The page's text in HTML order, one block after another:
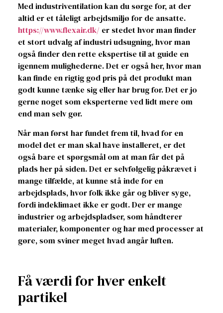
Med industriventilation kan du sørge for, at der
altid er et tåleligt arbejdsmiljø for de ansatte.
https://www.flexair.dk/ er stedet hvor man finder
et stort udvalg af industri udsugning, hvor man
også finder den rette ekspertise til at guide en
igennem mulighederne. Det er også her, hvor man
kan finde en rigtig god pris på det produkt man
godt kunne tænke sig eller har brug for. Det er jo
gerne noget som eksperterne ved lidt mere om
end man selv gør.
Når man først har fundet frem til, hvad for en
model det er man skal have installeret, er det
også bare et spørgsmål om at man får det på
plads her på siden. Det er selvfølgelig påkrævet i
mange tilfælde, at kunne stå inde for en
arbejdsplads, hvor folk ikke går og bliver syge,
fordi indeklimaet ikke er godt. Der er mange
industrier og arbejdspladser, som håndterer
materialer, komponenter og har med processer at
gøre, som sviner meget hvad angår luften.
Få værdi for hver enkelt
partikel